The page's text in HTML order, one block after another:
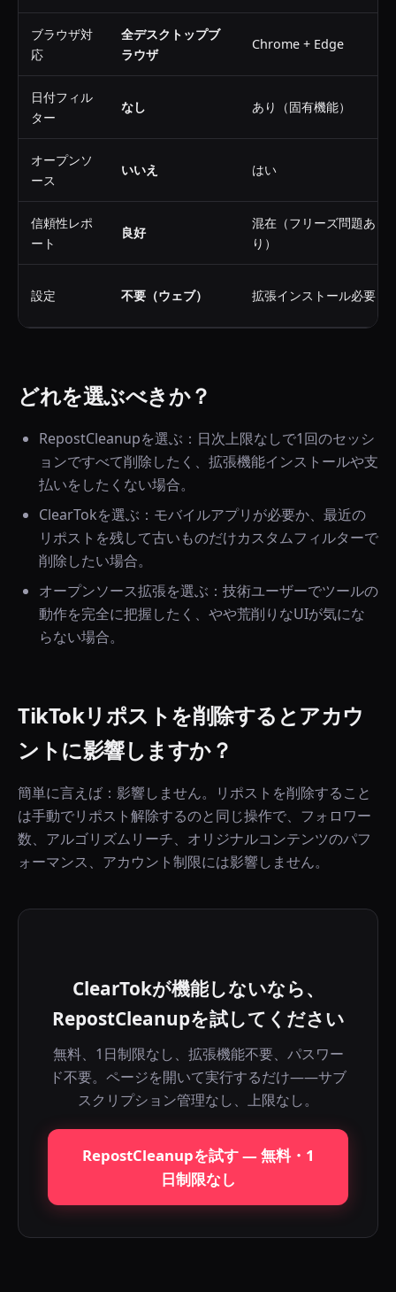
ブラウザ対
応
全デスクトップブ
ラウザ
Chrome + Edge
日付フィル
ター
なし あり（固有機能）
オープンソ
ース
いいえ はい
信頼性レポ
ート
良好
混在（フリーズ問題あ
り）
設定 不要（ウェブ） 拡張インストール必要
どれを選ぶべきか？
RepostCleanupを選ぶ：日次上限なしで1回のセッシ
ョンですべて削除したく、拡張機能インストールや支
払いをしたくない場合。
ClearTokを選ぶ：モバイルアプリが必要か、最近の
リポストを残して古いものだけカスタムフィルターで
削除したい場合。
オープンソース拡張を選ぶ：技術ユーザーでツールの
動作を完全に把握したく、やや荒削りなUIが気にな
らない場合。
TikTokリポストを削除するとアカウ
ントに影響しますか？
簡単に言えば：影響しません。リポストを削除すること
は手動でリポスト解除するのと同じ操作で、フォロワー
数、アルゴリズムリーチ、オリジナルコンテンツのパフ
ォーマンス、アカウント制限には影響しません。
ClearTokが機能しないなら、
RepostCleanupを試してください
無料、1日制限なし、拡張機能不要、パスワー
ド不要。ページを開いて実行するだけ——サブ
スクリプション管理なし、上限なし。
RepostCleanupを試す — 無料・1
日制限なし